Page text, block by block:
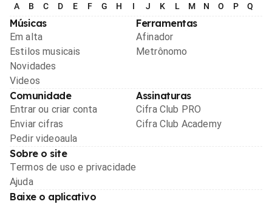
A B C D E F G H I J K L M N O P Q
Músicas
Em alta
Estilos musicais
Novidades
Videos
Ferramentas
Afinador
Metrônomo
Comunidade
Entrar ou criar conta
Enviar cifras
Pedir videoaula
Assinaturas
Cifra Club PRO
Cifra Club Academy
Sobre o site
Termos de uso e privacidade
Ajuda
Baixe o aplicativo